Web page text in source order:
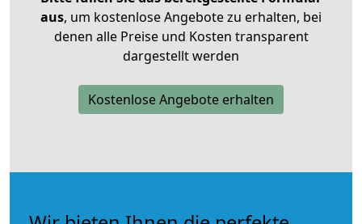
aus, um kostenlose Angebote zu erhalten, bei
denen alle Preise und Kosten transparent
dargestellt werden
Kostenlose Angebote erhalten